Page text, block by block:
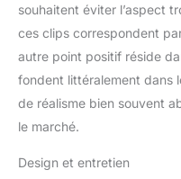
souhaitent éviter l’aspect
ces clips correspondent
autre point positif réside
fondent littéralement dans
de réalisme bien souvent
le marché.
Design et entretien